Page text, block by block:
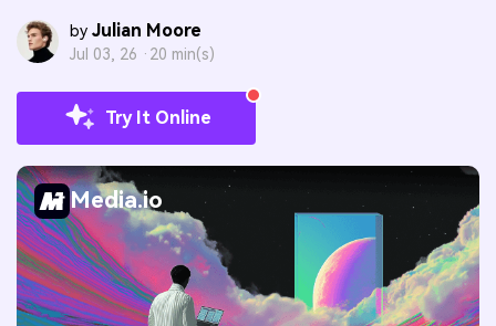
by Julian Moore
Jul 03, 26 · 20 min(s)
Try It Online
Media.io